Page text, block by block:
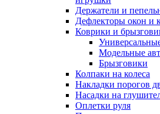
Держатели и
Дефлекторы окон и
Коврики и
Модельные
Брызговики
Колпаки на колеса
Накладки порогов
Насадки на
Оплетки руля